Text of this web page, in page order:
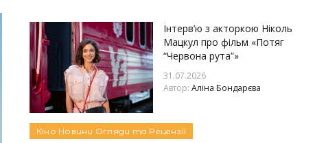
Інтерв’ю з акторкою Ніколь
Мацкул про фільм «Потяг
“Червона рута”»
31.07.2026
Автор: Аліна Бондарєва
Кіно Новини Огляди та Рецензії